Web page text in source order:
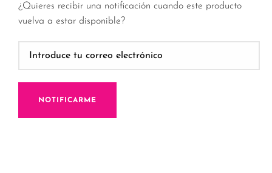
¿Quieres recibir una notificación cuando este producto
vuelva a estar disponible?
NOTIFICARME